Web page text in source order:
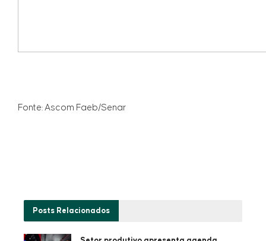
Fonte: Ascom Faeb/Senar
Posts Relacionados